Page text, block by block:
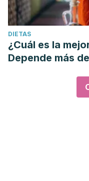
DIETAS
¿Cuál es la
Depende más